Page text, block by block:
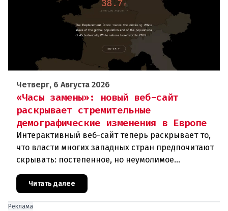
Четверг, 6 Августа 2026
«Часы замены»: новый веб-сайт
раскрывает стремительные
демографические изменения в Европе
Интерактивный веб-сайт теперь раскрывает то,
что власти многих западных стран предпочитают
скрывать: постепенное, но неумолимое
сокращение численности населения
европейского происхождения. «Часы замен
Читать далее
Реклама